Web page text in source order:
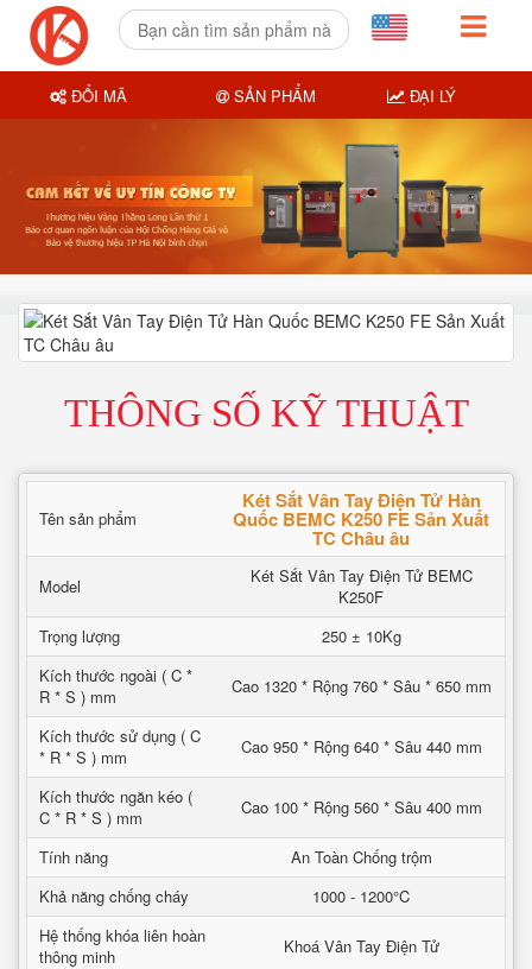
THÔNG SỐ KỸ THUẬT
Tên sản phẩm
Két Sắt Vân Tay Điện Tử Hàn
Quốc BEMC K250 FE Sản Xuất
TC Châu âu
Model
Két Sắt Vân Tay Điện Tử BEMC
K250F
Trọng lượng
250 ± 10Kg
Kích thước ngoài ( C *
R * S ) mm
Cao 1320 * Rộng 760 * Sâu * 650 mm
Kích thước sử dụng ( C
* R * S ) mm
Cao 950 * Rộng 640 * Sâu 440 mm
Kích thước ngăn kéo (
C * R * S ) mm
Cao 100 * Rộng 560 * Sâu 400 mm
Tính năng
An Toàn Chống trộm
Khả năng chống cháy
1000 - 1200°C
Hệ thống khóa liên hoàn
thông minh
Khoá Vân Tay Điện Tử
ĐỔI MÃ SẢN PHẨM ĐẠI LÝ